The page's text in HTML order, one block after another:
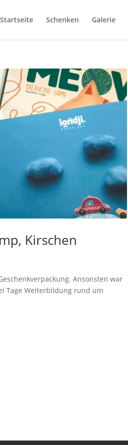
Startseite Schenken Galerie
Kirschen
Ansonsten war
Tage Weiterbildung rund um